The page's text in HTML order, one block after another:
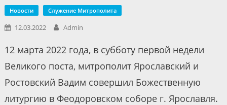
Новости Служение Митрополита
12.03.2022 Admin
12 марта 2022 года, в субботу первой недели
Великого поста, митрополит Ярославский и
Ростовский Вадим совершил Божественную
литургию в Феодоровском соборе г. Ярославля.